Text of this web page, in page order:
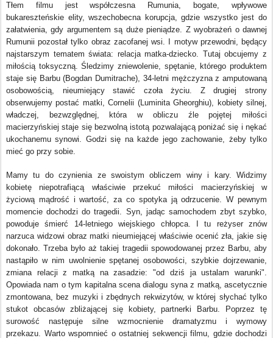
Tłem filmu jest współczesna Rumunia, bogate, wpływowe
bukareszteńskie elity, wszechobecna korupcja, gdzie wszystko jest do
załatwienia, gdy argumentem są duże pieniądze. Z wyobrażeń o dawnej
Rumunii pozostał tylko obraz zacofanej wsi.
I motyw przewodni, będący
najstarszym tematem świata: relacja matka-dziecko. Tutaj obcujemy z
miłością toksyczną. Śledzimy zniewolenie, spętanie, którego produktem
staje się Barbu (Bogdan Dumitrache), 34-letni mężczyzna z amputowaną
osobowością, nieumiejący stawić czoła życiu. Z drugiej strony
obserwujemy postać matki, Cornelii (Luminita Gheorghiu), kobiety silnej,
władczej, bezwzględnej, która w obliczu źle pojętej miłości
macierzyńskiej staje się bezwolną istotą pozwalającą poniżać się i nękać
ukochanemu synowi. Godzi się na każde jego zachowanie, żeby tylko
mieć go przy sobie.
Mamy tu do czynienia ze swoistym obliczem winy i kary. Widzimy
kobietę niepotrafiącą właściwie przekuć miłości macierzyńskiej w
życiową mądrość i wartość, za co spotyka ją odrzucenie.W pewnym
momencie dochodzi do tragedii. Syn, jadąc samochodem zbyt szybko,
powoduje śmierć 14-letniego wiejskiego chłopca.
I tu reżyser znów
narzuca widzowi obraz matki nieumiejącej właściwie ocenić zła, jakie się
dokonało.Trzeba było aż takiej tragedii spowodowanej przez Barbu, aby
nastąpiło w nim uwolnienie spętanej osobowości,szybkie dojrzewanie,
zmiana relacji z matką na zasadzie: "od dziś ja ustalam warunki".
Opowiada nam o tym kapitalna scena dialogu syna z matką, ascetycznie
zmontowana, bez muzyki i zbędnych rekwizytów, w której słychać tylko
stukot obcasów zbliżającej się kobiety, partnerki Barbu.
Poprzez tę
surowość następuje silne wzmocnienie dramatyzmu i wymowy
przekazu. Warto wspomnieć o ostatniej sekwencji filmu, gdzie dochodzi